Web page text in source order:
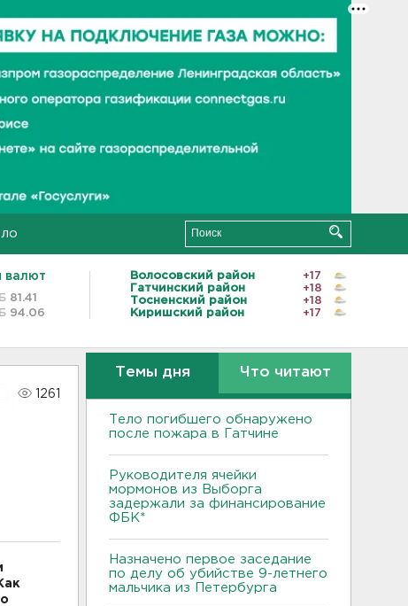
валют
81.41
94.06
Волосовский район
+17
Гатчинский район
+18
Тосненский район
+18
Киришский район
+17
1261
Темы дня Что читают
Тело погибшего обнаружено
после пожара в Гатчине
Руководителя ячейки
мормонов из Выборга
задержали за финансирование
ФБК*
Назначено первое заседание
по делу об убийстве 9-летнего
мальчика из Петербурга